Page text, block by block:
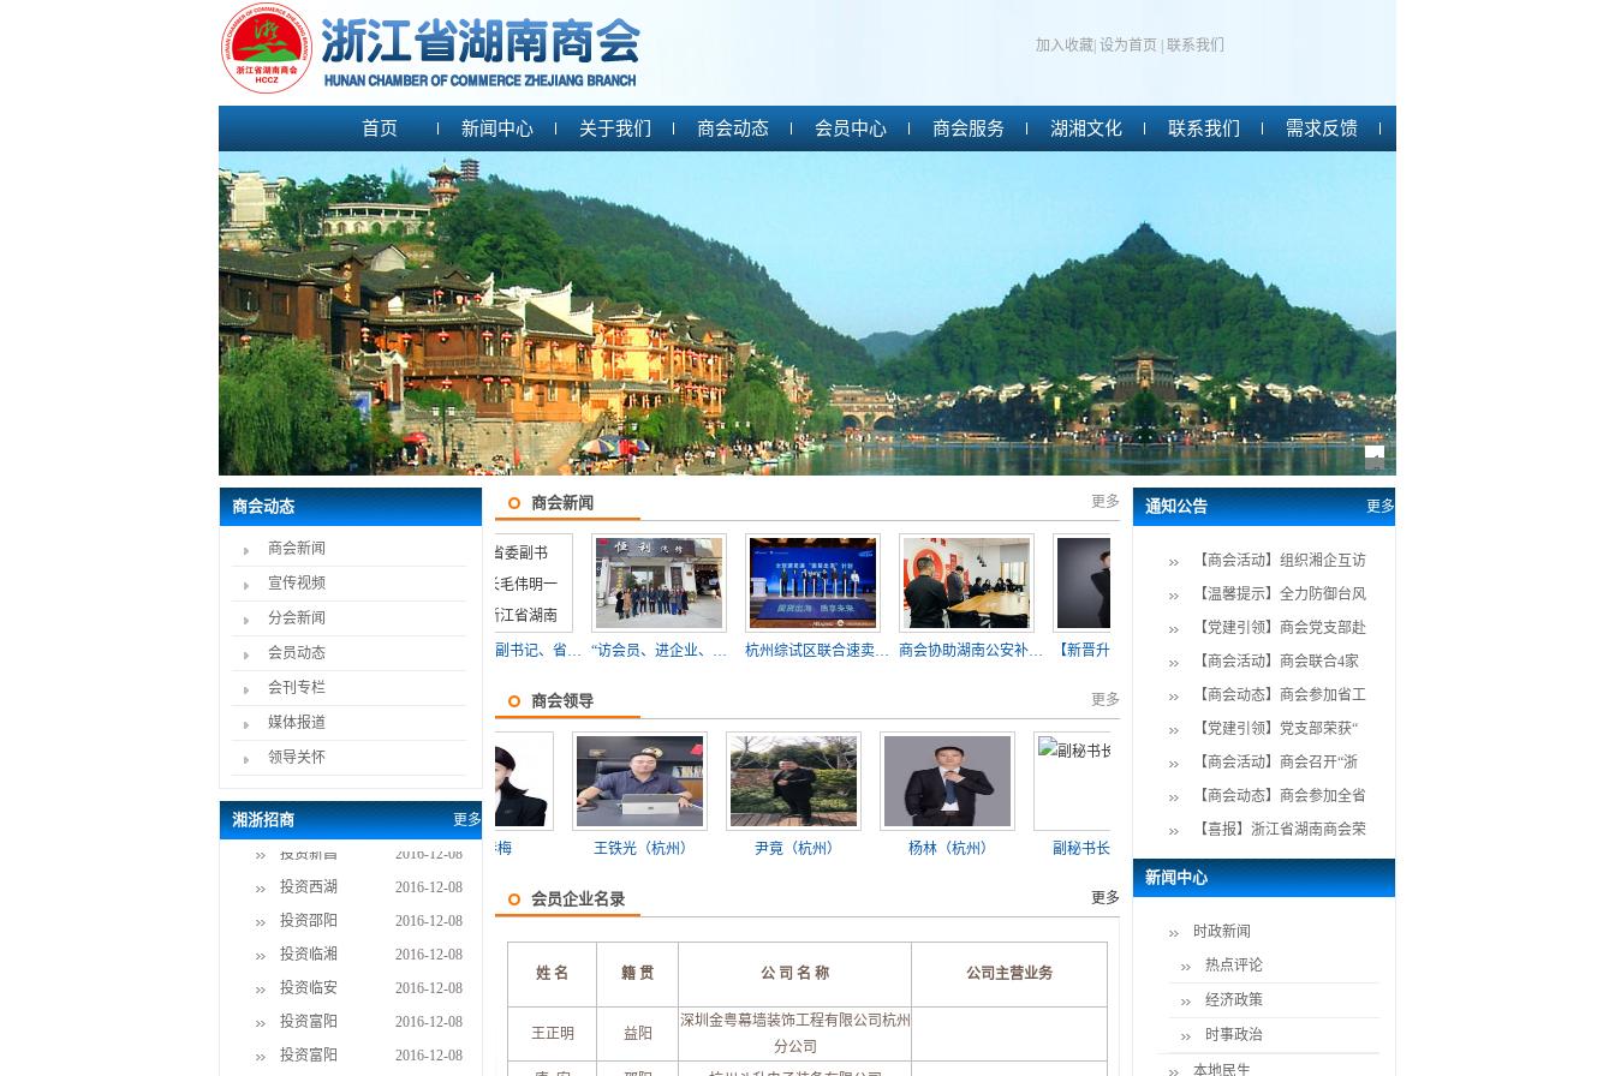
加入收藏 设为首页 联系我们
首页 新闻中心 关于我们 商会动态 会员中心 商会服务 湖湘文化 联系我们 需求反馈
1
2
商会动态
商会新闻
宣传视频
分会新闻
会员动态
会刊专栏
媒体报道
领导关怀
湘浙招商
更多
投资新昌
2016-12-08
投资西湖
2016-12-08
投资邵阳
2016-12-08
投资临湘
2016-12-08
投资临安
2016-12-08
投资富阳
2016-12-08
投资富阳
2016-12-08
商会新闻 更多
湖南省委副书记、省长毛伟明一行莅临浙江省湖南商会 “访会员、进企业、深化 ‘三服务’ ”—2022年第七批商会成员走访活动 杭州综试区联合速卖通启动“国货出海”计划｜浙江省湖南商会共同参与 商会协助湖南公安补采湖南籍身份证指纹工作圆满完成 党建活动 | 浙江省湖南商会党支部集中学习二十大精神暨接受预备党员会议
商会领导 更多
王春梅 王铁光（杭州） 尹竟（杭州） 杨林（杭州） 副秘书长 鲁建爵
会员企业名录 更多
姓 名 籍 贯 公 司 名 称 公司主营业务
王正明 益阳
深圳金粤幕墙装饰工程有限公司杭州
分公司
更多
通知公告
【商会活动】组织湘企互访
【温馨提示】全力防御台风
【党建引领】商会党支部赴
【商会活动】商会联合4家
【商会动态】商会参加省工
【党建引领】党支部荣获“
【商会活动】商会召开“浙
【商会动态】商会参加全省
【喜报】浙江省湖南商会荣
新闻中心
时政新闻
热点评论
经济政策
时事政治
本地民生